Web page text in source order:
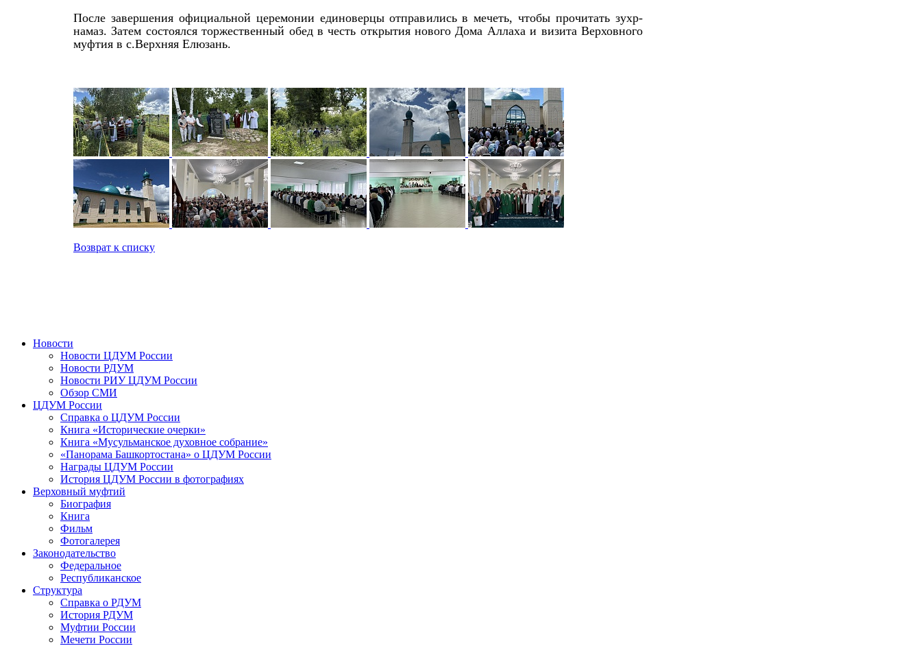
После завершения официальной церемонии единоверцы отправились в мечеть, чтобы прочитать зухр-
намаз. Затем состоялся торжественный обед в честь открытия нового Дома Аллаха и визита Верховного
муфтия в с.Верхняя Елюзань.
Возврат к списку
Новости
Новости ЦДУМ России
Новости РДУМ
Новости РИУ ЦДУМ России
Обзор СМИ
ЦДУМ России
Справка о ЦДУМ России
Книга «Исторические очерки»
Книга «Мусульманское духовное собрание»
«Панорама Башкортостана» о ЦДУМ России
Награды ЦДУМ России
История ЦДУМ России в фотографиях
Верховный муфтий
Биография
Книга
Фильм
Фотогалерея
Законодательство
Федеральное
Республиканское
Структура
Справка о РДУМ
История РДУМ
Муфтии России
Мечети России